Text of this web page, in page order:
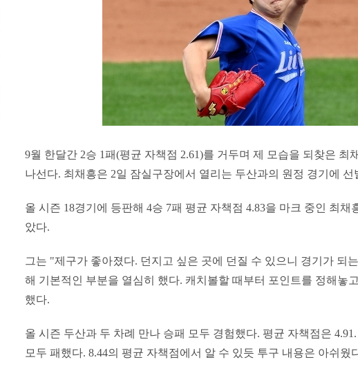
9월 한달간 2승 1패(평균 자책점 2.61)를 거두며 제 모습을 되찾은 최
나선다. 최채흥은 2일 잠실구장에서 열리는 두산과의 원정 경기에 선
올 시즌 18경기에 등판해 4승 7패 평균 자책점 4.83을 마크 중인 최채
았다.
그는 "제구가 좋아졌다. 던지고 싶은 곳에 던질 수 있으니 경기가 되
해 기본적인 부분을 열심히 했다. 캐치볼할 때부터 포인트를 정해놓
했다.
올 시즌 두산과 두 차례 만나 승패 모두 경험했다. 평균 자책점은
모두 패했다. 8.44의 평균 자책점에서 알 수 있듯 투구 내용은 아쉬웠